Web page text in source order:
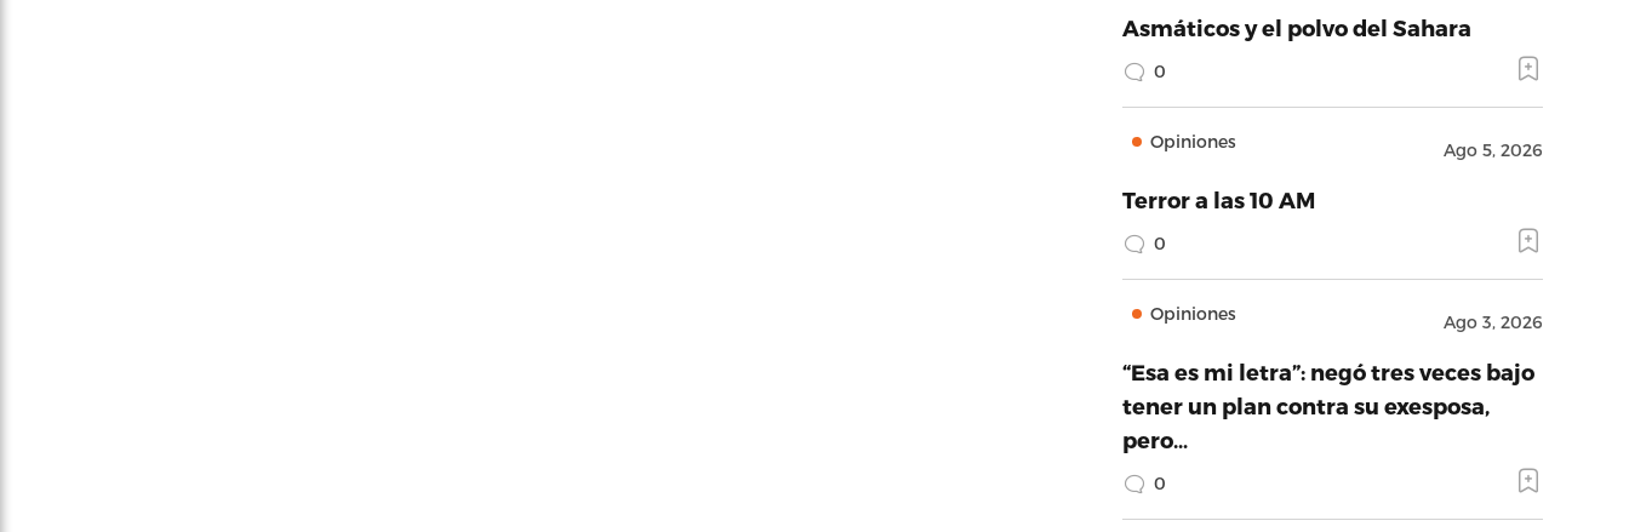
Asmáticos y el polvo del Sahara
0
Opiniones Ago 5, 2026
Terror a las 10 AM
0
Opiniones Ago 3, 2026
“Esa es mi letra”: negó tres veces bajo
tener un plan contra su exesposa,
pero…
0